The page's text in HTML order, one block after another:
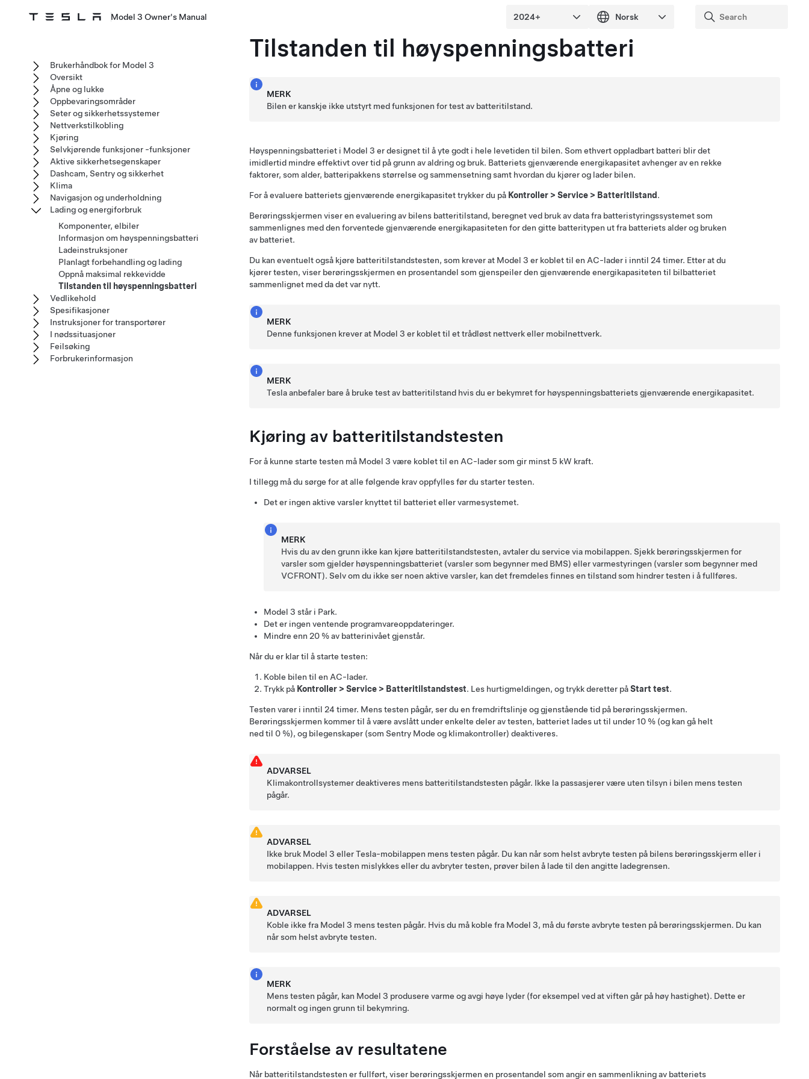
Model 3 Owner's Manual
Tilstanden til høyspenningsbatteri
MERK
Bilen er kanskje ikke utstyrt med funksjonen for test av batteritilstand.
Høyspenningsbatteriet i Model 3 er designet til å yte godt i hele levetiden til bilen. Som ethvert oppladbart batteri blir det
imidlertid mindre effektivt over tid på grunn av aldring og bruk. Batteriets gjenværende energikapasitet avhenger av en rekke
faktorer, som alder, batteripakkens størrelse og sammensetning samt hvordan du kjører og lader bilen.
For å evaluere batteriets gjenværende energikapasitet trykker du på Kontroller > Service > Batteritilstand .
Berøringsskjermen viser en evaluering av bilens batteritilstand, beregnet ved bruk av data fra batteristyringssystemet som
sammenlignes med den forventede gjenværende energikapasiteten for den gitte batteritypen ut fra batteriets alder og bruken
av batteriet.
Du kan eventuelt også kjøre batteritilstandstesten, som krever at Model 3 er koblet til en AC-lader i inntil 24 timer. Etter at du
kjører testen, viser berøringsskjermen en prosentandel som gjenspeiler den gjenværende energikapasiteten til bilbatteriet
sammenlignet med da det var nytt.
MERK
Denne funksjonen krever at Model 3 er koblet til et trådløst nettverk eller mobilnettverk.
MERK
Tesla anbefaler bare å bruke test av batteritilstand hvis du er bekymret for høyspenningsbatteriets gjenværende energikapasitet.
Kjøring av batteritilstandstesten
For å kunne starte testen må Model 3 være koblet til en AC-lader som gir minst 5 kW kraft.
I tillegg må du sørge for at alle følgende krav oppfylles før du starter testen.
Det er ingen aktive varsler knyttet til batteriet eller varmesystemet.
MERK
Hvis du av den grunn ikke kan kjøre batteritilstandstesten, avtaler du service via mobilappen. Sjekk berøringsskjermen for
varsler som gjelder høyspenningsbatteriet (varsler som begynner med BMS) eller varmestyringen (varsler som begynner med
VCFRONT). Selv om du ikke ser noen aktive varsler, kan det fremdeles finnes en tilstand som hindrer testen i å fullføres.
Model 3 står i Park.
Det er ingen ventende programvareoppdateringer.
Mindre enn 20 % av batterinivået gjenstår.
Når du er klar til å starte testen:
Koble bilen til en AC-lader.
Trykk på Kontroller > Service > Batteritilstandstest. Les hurtigmeldingen, og trykk deretter påStart test.
Testen varer i inntil 24 timer. Mens testen pågår, ser du en fremdriftslinje og gjenstående tid på berøringsskjermen.
Berøringsskjermen kommer til å være avslått under enkelte deler av testen, batteriet lades ut til under 10 % (og kan gå helt
ned til 0 %), og bilegenskaper (som Sentry Mode og klimakontroller) deaktiveres.
ADVARSEL
Klimakontrollsystemer deaktiveres mens batteritilstandstesten pågår. Ikke la passasjerer være uten tilsyn i bilen mens testen
pågår.
ADVARSEL
Ikke bruk Model 3 eller Tesla-mobilappen mens testen pågår. Du kan når som helst avbryte testen på bilens berøringsskjerm eller i
mobilappen. Hvis testen mislykkes eller du avbryter testen, prøver bilen å lade til den angitte ladegrensen.
ADVARSEL
Koble ikke fra Model 3 mens testen pågår. Hvis du må koble fra Model 3, må du første avbryte testen på berøringsskjermen. Du kan
når som helst avbryte testen.
MERK
Mens testen pågår, kan Model 3 produsere varme og avgi høye lyder (for eksempel ved at viften går på høy hastighet). Dette er
normalt og ingen grunn til bekymring.
Forståelse av resultatene
Når batteritilstandstesten er fullført, viser berøringsskjermen en prosentandel som angir en sammenlikning av batteriets
Brukerhåndbok for Model 3
Oversikt
Åpne og lukke
Oppbevaringsområder
Seter og sikkerhetssystemer
Nettverkstilkobling
Kjøring
Selvkjørende funksjoner -funksjoner
Aktive sikkerhetsegenskaper
Dashcam, Sentry og sikkerhet
Klima
Navigasjon og underholdning
Lading og energiforbruk
Komponenter, elbiler
Informasjon om høyspenningsbatteri
Ladeinstruksjoner
Planlagt forbehandling og lading
Oppnå maksimal rekkevidde
Tilstanden til høyspenningsbatteri
Vedlikehold
Spesifikasjoner
Instruksjoner for transportører
I nødssituasjoner
Feilsøking
Forbrukerinformasjon